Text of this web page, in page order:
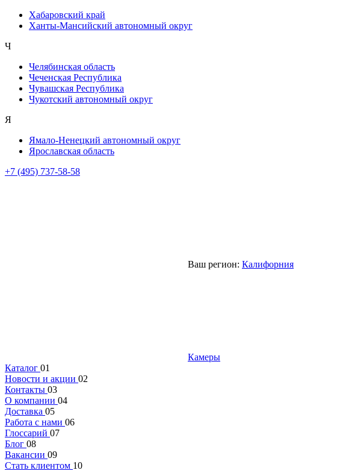
Хабаровский край
Ханты-Мансийский автономный округ
Ч
Челябинская область
Чеченская Республика
Чувашская Республика
Чукотский автономный округ
Я
Ямало-Ненецкий автономный округ
Ярославская область
+7 (495) 737-58-58
Ваш регион: Калифорния
Камеры
Каталог 01
Новости и акции 02
Контакты 03
О компании 04
Доставка 05
Работа с нами 06
Глоссарий 07
Блог 08
Вакансии 09
Стать клиентом 10